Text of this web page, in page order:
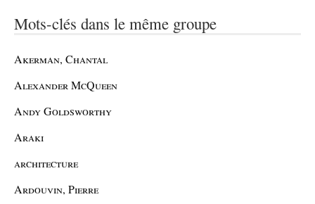
Mots-clés dans le même groupe
Akerman, Chantal
Alexander McQueen
Andy Goldsworthy
Araki
architecture
Ardouvin, Pierre